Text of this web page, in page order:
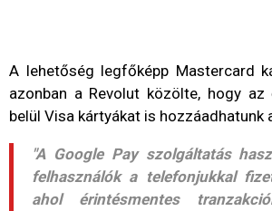
A lehetőség legfőképp Mastercard
azonban a Revolut közölte, hogy az
belül Visa kártyákat is hozzáadhatunk
"A Google Pay szolgáltatás
felhasználók a telefonjukkal
ahol érintésmentes